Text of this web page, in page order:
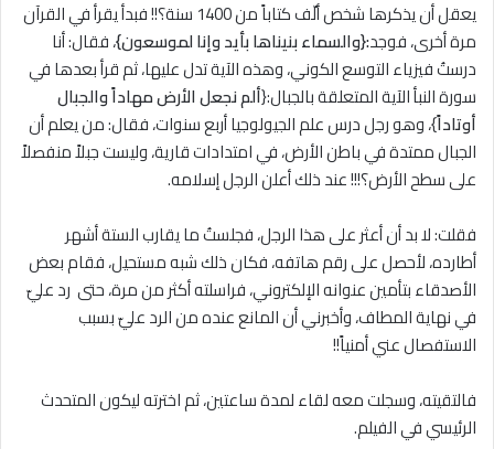
يعقل أن يذكرها شخص ألّف كتاباً من 1400 سنة؟!! فبدأ يقرأ في القرآن
مرة أخرى، فوجد:{والسماء بنيناها بأيد وإنا لموسعون}، فقال: أنا
درستُ فيزياء التوسع الكوني، وهذه الآية تدل عليها، ثم قرأ بعدها في
سورة النبأ الآية المتعلقة بالجبال:{ألم نجعل الأرض مهاداً والجبال
أوتاداً}، وهو رجل درس علم الجيولوجيا أربع سنوات، فقال: من يعلم أن
الجبال ممتدة في باطن الأرض، في امتدادات قارية، وليست جبلاً منفصلاً
على سطح الأرض؟!!! عند ذلك أعلن الرجل إسلامه.
فقلت: ﻻ بد أن أعثر على هذا الرجل، فجلستُ ما يقارب الستة أشهر
أطارده، لأحصل على رقم هاتفه، فكان ذلك شبه مستحيل، فقام بعض
الأصدقاء بتأمين عنوانه الإلكتروني، فراسلته أكثر من مرة، حتى رد عليّ
في نهاية المطاف، وأخبرني أن المانع عنده من الرد عليّ بسبب
الاستفصال عني أمنياً!!
فالتقيته، وسجلت معه لقاء لمدة ساعتين، ثم اخترته ليكون المتحدث
الرئيسي في الفيلم.